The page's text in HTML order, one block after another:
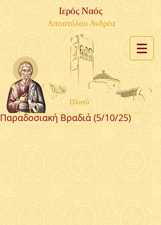
Ιερός Ναός
Αποστόλου Ανδρέα
Πλατύ
Παραδοσιακή Βραδιά (5/10/25)